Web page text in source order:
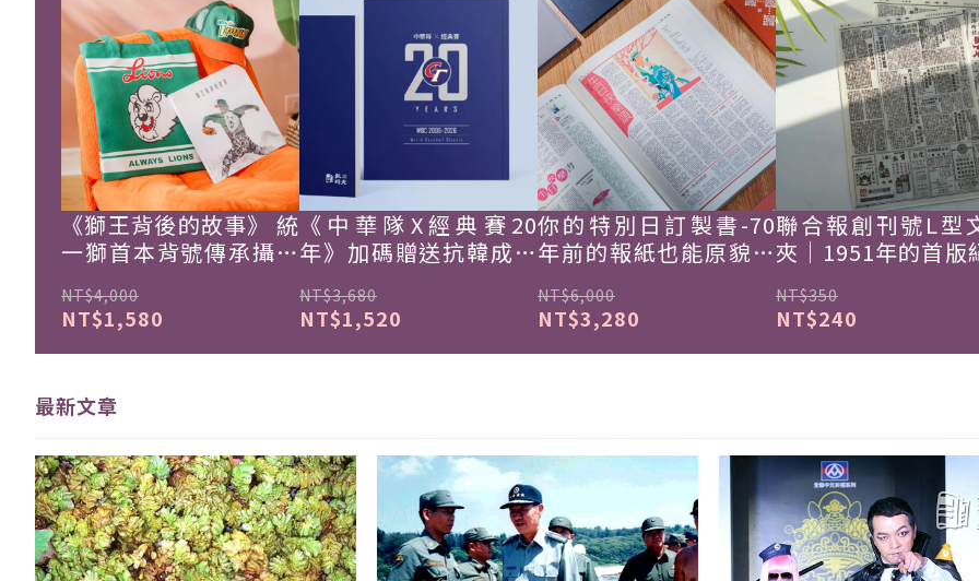
《獅王背後的故事》 統
一獅首本背號傳承攝影
NT$4,000
NT$1,580
《中華隊X經典賽20
年》加碼贈送抗韓成功
NT$3,680
NT$1,520
你的特別日訂製書-70
年前的報紙也能原貌重
NT$6,000
NT$3,280
聯合報創刊號L型
夾｜1951年的首版
NT$350
NT$240
最新文章